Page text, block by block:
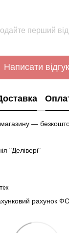
перший
Написати відгук
—
"Делівері"
рахунок